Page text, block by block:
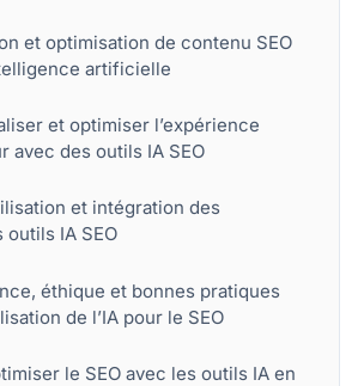
et optimisation de contenu SEO
artificielle
et optimiser l’expérience
avec des outils IA SEO
et intégration des
outils IA SEO
éthique et bonnes pratiques
de l’IA pour le SEO
le SEO avec les outils IA en